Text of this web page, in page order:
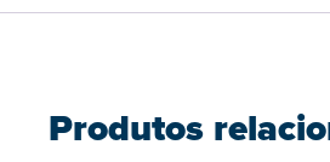
Produtos